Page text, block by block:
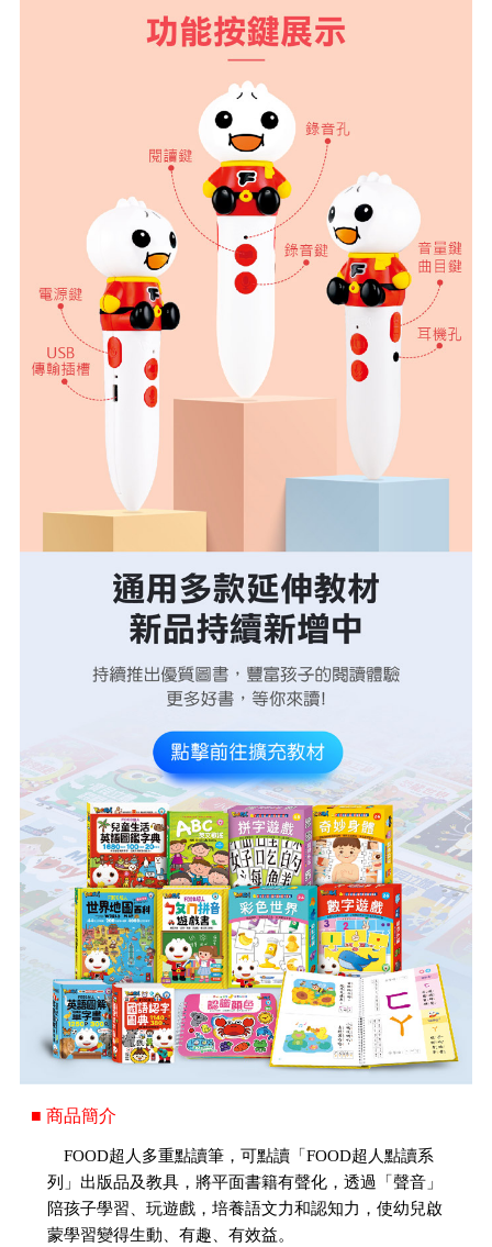
■ 商品簡介
FOOD超人多重點讀筆，可點讀「FOOD超人點讀系
列」出版品及教具，將平面書籍有聲化，透過「聲音」
陪孩子學習、玩遊戲，培養語文力和認知力，使幼兒啟
蒙學習變得生動、有趣、有效益。